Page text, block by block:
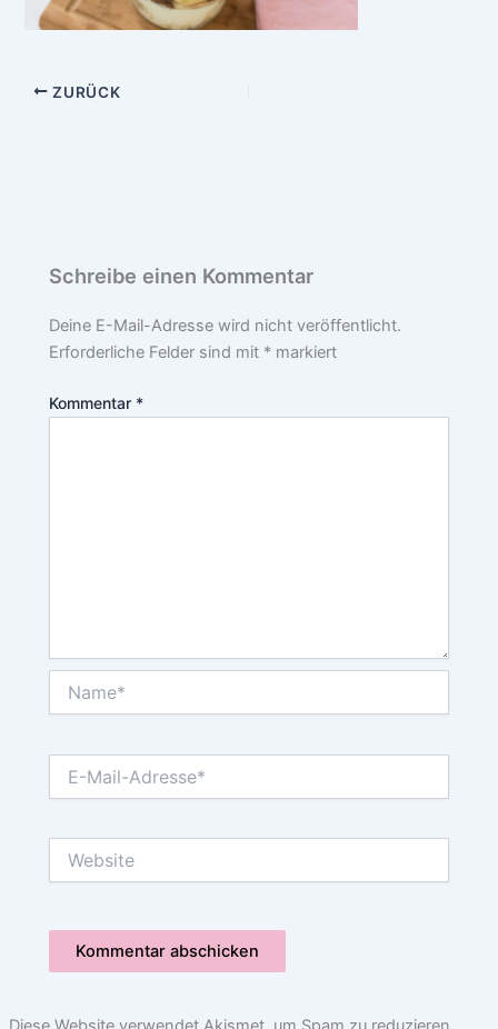
ZURÜCK
Schreibe einen Kommentar
Deine E-Mail-Adresse wird nicht veröffentlicht.
Erforderliche Felder sind mit * markiert
Kommentar *
Mail-